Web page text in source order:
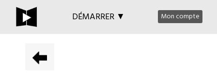
DÉMARRER ▼ Mon compte